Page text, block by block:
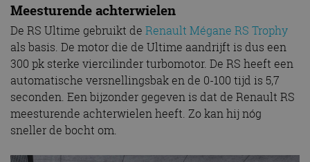
Meesturende achterwielen
De RS Ultime gebruikt de Renault Mégane RS Trophy
als basis. De motor die de Ultime aandrijft is dus een
300 pk sterke viercilinder turbomotor. De RS heeft een
automatische versnellingsbak en de 0-100 tijd is 5,7
seconden. Een bijzonder gegeven is dat de Renault RS
meesturende achterwielen heeft. Zo kan hij nóg
sneller de bocht om.